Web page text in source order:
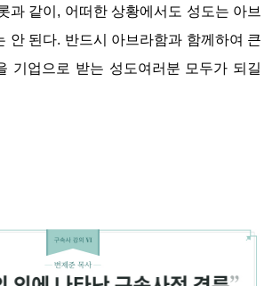
과 같이, 어떠한 상황에서도 성도는 아브
안 된다. 반드시 아브라함과 함께하여 큰
기업으로 받는 성도여러분 모두가 되길